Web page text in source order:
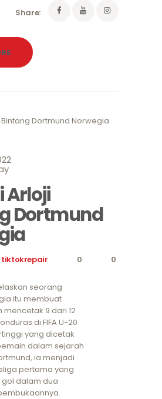
Share:
Arloji
Dortmund
tiktokrepair 0 0
seorang
itu membuat
mencetak 9 dari 12
di FIFA U-20
yang dicetak
dalam sejarah
ia menjadi
pertama yang
dalam dua